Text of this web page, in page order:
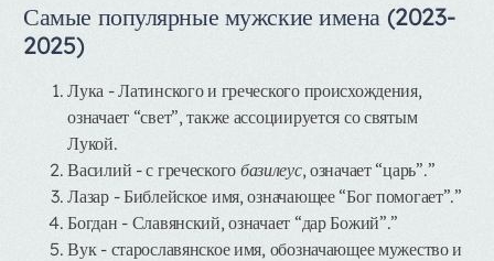
Самые популярные мужские имена (2023-
2025)
Лука - Латинского и греческого происхождения,
означает “свет”, также ассоциируется со святым
Лукой.
Василий - с греческого базилеус, означает “царь”.”
Лазар- Библейское имя, означающее “Бог помогает”.”
Богдан - Славянский, означает “дар Божий”.”
Вук- старославянское имя, обозначающее мужество и